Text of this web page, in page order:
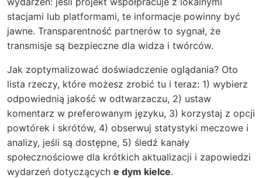
stacjami lub platformami, te informacje powinny być
jawne. Transparentność partnerów to sygnał, że
transmisje są bezpieczne dla widza i twórców.
Jak zoptymalizować doświadczenie oglądania? Oto
lista rzeczy, które możesz zrobić tu i teraz: 1) wybierz
odpowiednią jakość w odtwarzaczu, 2) ustaw
komentarz w preferowanym języku, 3) korzystaj z opcji
powtórek i skrótów, 4) obserwuj statystyki meczowe i
analizy, jeśli są dostępne, 5) śledź kanały
społecznościowe dla krótkich aktualizacji i zapowiedzi
wydarzeń dotyczących e dym kielce.